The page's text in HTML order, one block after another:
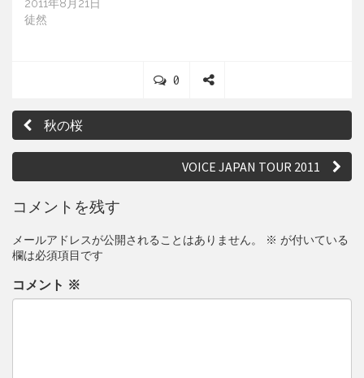
2011年8月21日
徒然
0C
m
n
t
h
e
投
稿
ゲ
ー
シ
ョ
秋の桜
VOICE JAPAN TOUR 2011
コメントを残す
メールアドレスが公開されることはありません。 ※ が付いている
欄は必須項目です
コメント ※